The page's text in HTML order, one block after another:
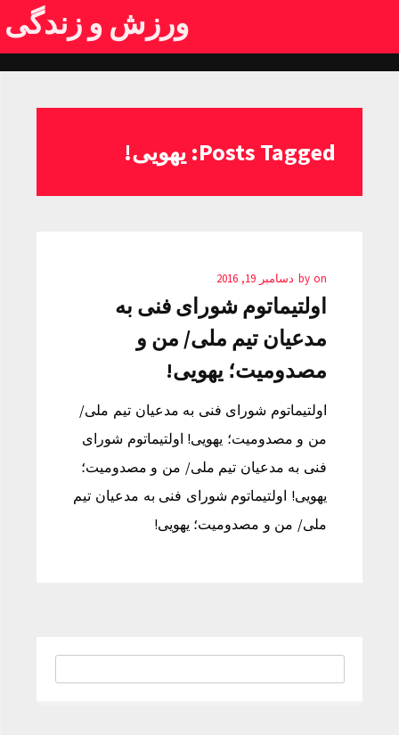
ورزش و زندگی
Posts Tagged: یهویی!
by on دسامبر 19, 2016
اولتیماتوم شورای فنی به
مدعیان تیم ملی/ من و
مصدومیت‌؛ یهویی!
اولتیماتوم شورای فنی به مدعیان تیم ملی/
من و مصدومیت‌؛ یهویی! اولتیماتوم شورای
فنی به مدعیان تیم ملی/ من و مصدومیت‌؛
یهویی! اولتیماتوم شورای فنی به مدعیان تیم
ملی/ من و مصدومیت‌؛ یهویی!